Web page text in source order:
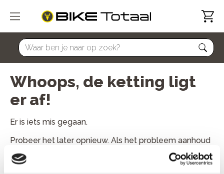
home
Whoops, de ketting ligt
er af!
Er is iets mis gegaan.
Probeer het later opnieuw. Als het probleem aanhoud
neem dan contact met ons op.